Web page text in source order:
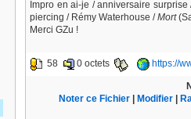
Impro en ai-je / anniversaire
piercing / Rémy Waterhouse /Mort
Merci GZu !
58 0 octets https://
Noter ce Fichier
Modifier